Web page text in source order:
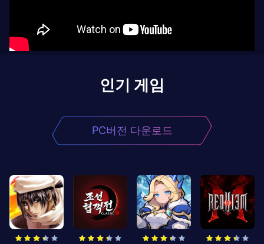
인기 게임
PC버전 다운로드